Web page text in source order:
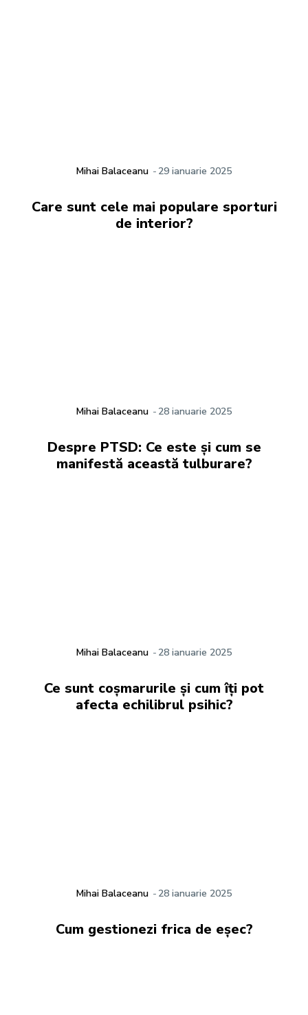
Mihai Balaceanu - 29 ianuarie 2025
Care sunt cele mai populare sporturi
de interior?
Mihai Balaceanu - 28 ianuarie 2025
Despre PTSD: Ce este și cum se
manifestă această tulburare?
Mihai Balaceanu - 28 ianuarie 2025
Ce sunt coșmarurile și cum îți pot
afecta echilibrul psihic?
Mihai Balaceanu - 28 ianuarie 2025
Cum gestionezi frica de eșec?